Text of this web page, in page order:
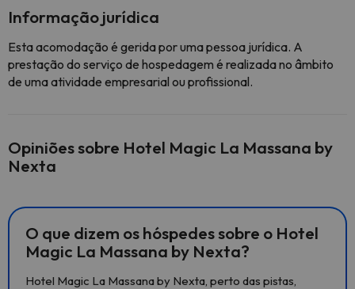
Informação jurídica
Esta acomodação é gerida por uma pessoa jurídica. A
prestação do serviço de hospedagem é realizada no âmbito
de uma atividade empresarial ou profissional.
Opiniões sobre Hotel Magic La Massana by
Nexta
O que dizem os hóspedes sobre o Hotel
Magic La Massana by Nexta?
Hotel Magic La Massana by Nexta, perto das pistas,